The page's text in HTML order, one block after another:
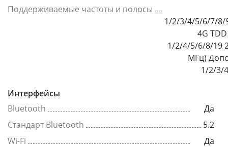
Поддерживаемые частоты и полосы
1/2/3/4/5/6/7/8/
4G
1/2/4/5/6/8/19
МГц)
1/2/3/
Интерфейсы
Bluetooth
Да
Стандарт Bluetooth
5.2
Wi-Fi
Да